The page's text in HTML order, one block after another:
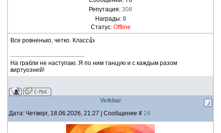
Репутация: 308
Награды: 0
Статус: Offline
Все ровненько, четко. Класс👍
На грабли не наступаю. Я по ним танцую и с каждым разом
виртуозней!
Veikbar
Дата: Четверг, 18.06.2026, 21:27 | Сообщение # 24